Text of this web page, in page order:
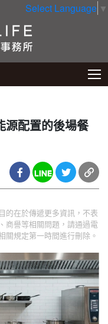
Select Language ▼
源配置的後場餐
的在於傳遞更多資訊，不表
商譽等相關問題，請通過電
關規定第一時間進行刪除。